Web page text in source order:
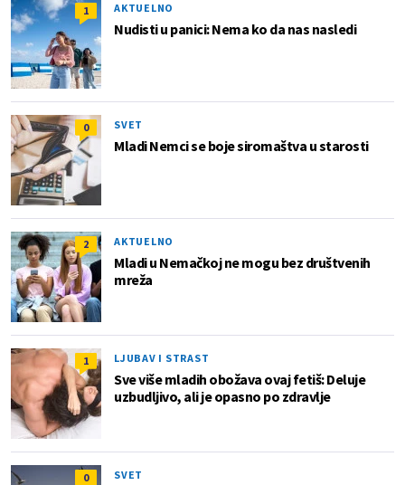
1 AKTUELNO
Nudisti u panici: Nema ko da nas nasledi
0 SVET
Mladi Nemci se boje siromaštva u starosti
2 AKTUELNO
Mladi u Nemačkoj ne mogu bez društvenih
mreža
1 LJUBAV I STRAST
Sve više mladih obožava ovaj fetiš: Deluje
uzbudljivo, ali je opasno po zdravlje
0 SVET